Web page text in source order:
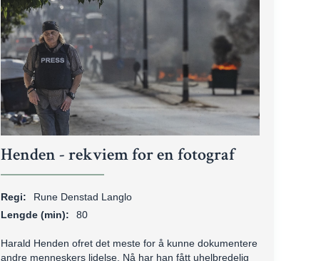
Henden - rekviem for en fotograf
Regi:
Rune Denstad Langlo
Lengde (min):
80
Harald Henden ofret det meste for å kunne dokumentere
andre menneskers lidelse. Nå har han fått uhelbredelig